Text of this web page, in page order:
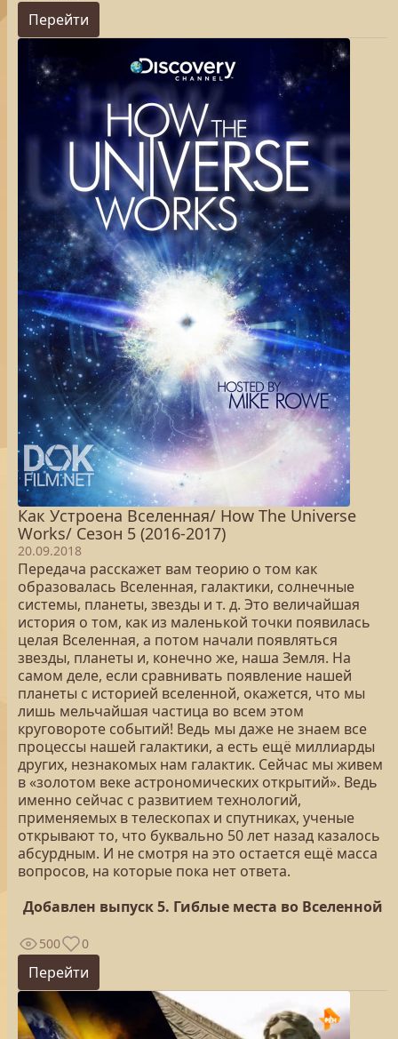
Перейти
Как Устроена Вселенная/ How The Universe
Works/ Сезон 5 (2016-2017)
20.09.2018
Передача расскажет вам теорию о том как
образовалась Вселенная, галактики, солнечные
системы, планеты, звезды и т. д. Это величайшая
история о том, как из маленькой точки появилась
целая Вселенная, а потом начали появляться
звезды, планеты и, конечно же, наша Земля. На
самом деле, если сравнивать появление нашей
планеты с историей вселенной, окажется, что мы
лишь мельчайшая частица во всем этом
круговороте событий! Ведь мы даже не знаем все
процессы нашей галактики, а есть ещё миллиарды
других, незнакомых нам галактик. Сейчас мы живем
в «золотом веке астрономических открытий». Ведь
именно сейчас с развитием технологий,
применяемых в телескопах и спутниках, ученые
открывают то, что буквально 50 лет назад казалось
абсурдным. И не смотря на это остается ещё масса
вопросов, на которые пока нет ответа.
Добавлен выпуск5. Гиблые места во Вселенной
500 0
Перейти